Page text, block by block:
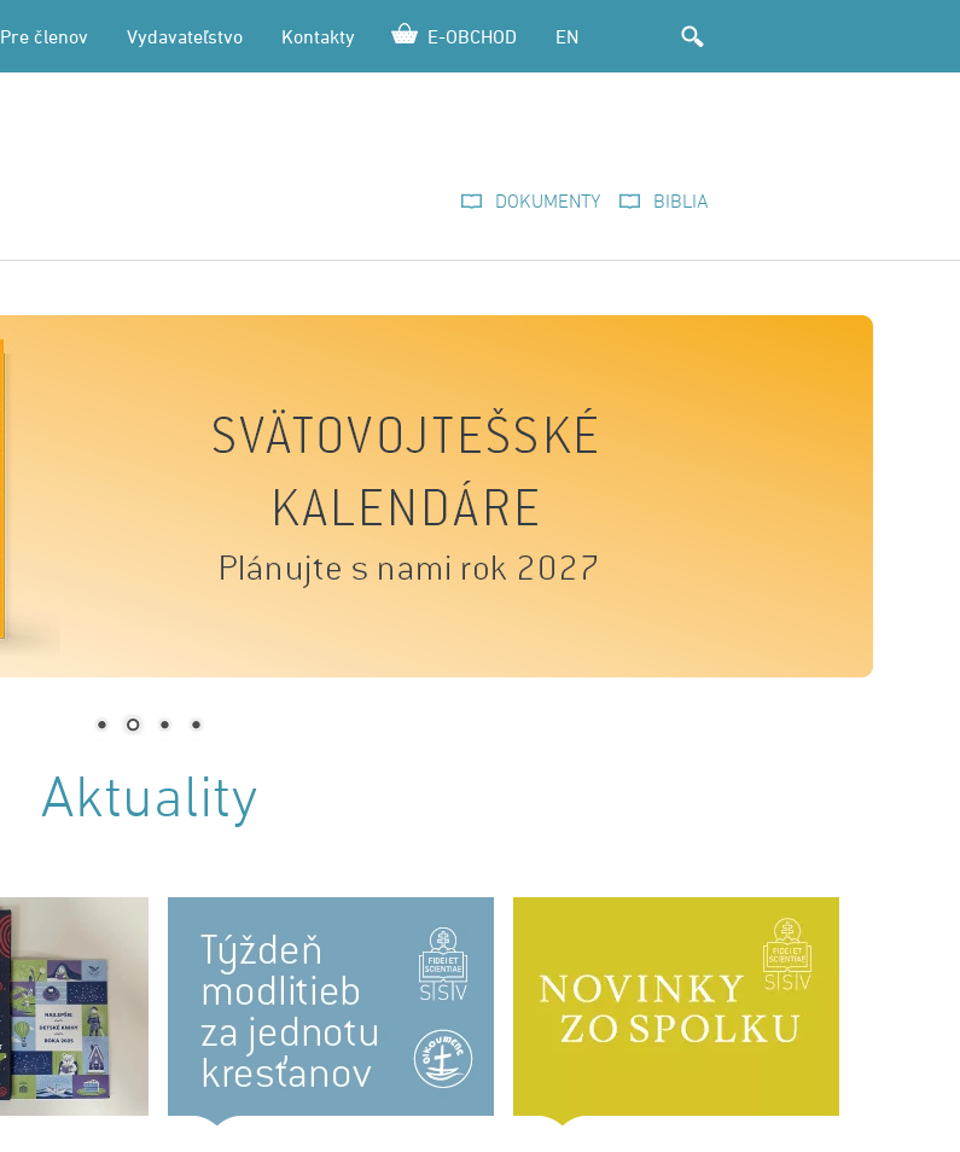
DOKUMENTY BIBLIA
Pre členov Vydavateľstvo Kontakty E-OBCHOD EN
Aktuality